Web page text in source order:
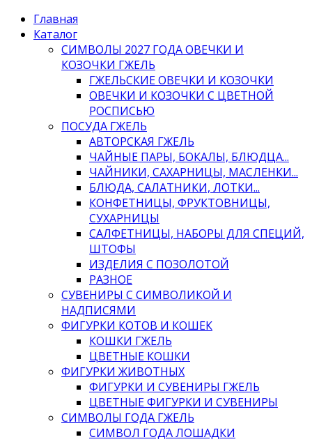
Главная
Каталог
СИМВОЛЫ 2027 ГОДА ОВЕЧКИ И
КОЗОЧКИ ГЖЕЛЬ
ГЖЕЛЬСКИЕ ОВЕЧКИ И КОЗОЧКИ
ОВЕЧКИ И КОЗОЧКИ С ЦВЕТНОЙ
РОСПИСЬЮ
ПОСУДА ГЖЕЛЬ
АВТОРСКАЯ ГЖЕЛЬ
ЧАЙНЫЕ ПАРЫ, БОКАЛЫ, БЛЮДЦА...
ЧАЙНИКИ, САХАРНИЦЫ, МАСЛЕНКИ...
БЛЮДА, САЛАТНИКИ, ЛОТКИ...
КОНФЕТНИЦЫ, ФРУКТОВНИЦЫ,
СУХАРНИЦЫ
САЛФЕТНИЦЫ, НАБОРЫ ДЛЯ СПЕЦИЙ,
ШТОФЫ
ИЗДЕЛИЯ С ПОЗОЛОТОЙ
РАЗНОЕ
СУВЕНИРЫ С СИМВОЛИКОЙ И
НАДПИСЯМИ
ФИГУРКИ КОТОВ И КОШЕК
КОШКИ ГЖЕЛЬ
ЦВЕТНЫЕ КОШКИ
ФИГУРКИ ЖИВОТНЫХ
ФИГУРКИ И СУВЕНИРЫ ГЖЕЛЬ
ЦВЕТНЫЕ ФИГУРКИ И СУВЕНИРЫ
СИМВОЛЫ ГОДА ГЖЕЛЬ
СИМВОЛ ГОДА ЛОШАДКИ